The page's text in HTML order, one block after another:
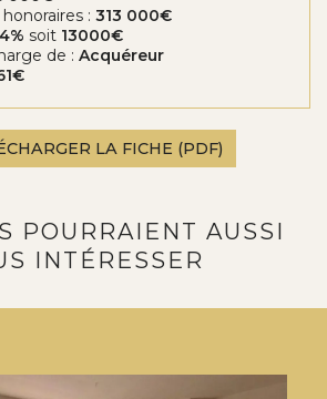
: 313 000€
4% soit 13000€
de : Acquéreur
LA FICHE (PDF)
POURRAIENT AUSSI
INTÉRESSER